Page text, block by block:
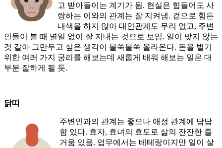
고 받아들이는 계기가 됨. 현실은 힘들어도 사
랑하는 이와의 관계는 잘 지켜냄. 겉으로 힘든
내색을 하지 않아 대인관계도 무리 없고, 주변
인들이 볼 때 별일 없이 잘 지내는 것으로 보임. 일이 맞지 않는
것 같아 그만두고 싶은 생각이 불쑥불쑥 올라온다. 돈을 벌기
위한 여러 가지 궁리를 해보는데 새롭게 배워 해보는 일은 대
부분 잘하게 될 듯.
닭띠
주변인과의 관계는 좋으나 애정 관계에 답답
함 있다. 효자, 효녀의 효도로 삶의 잔잔한 즐
거움 있음. 업무에서는 베테랑이지만 일이 살